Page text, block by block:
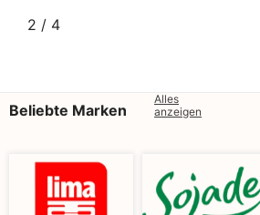
2 / von
4
Beliebte Marken
Alles
anzeigen